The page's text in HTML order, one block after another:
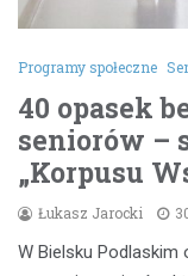
Programy społeczne
40 opasek
seniorów –
„Korpusu
Łukasz Jarocki
W Bielsku